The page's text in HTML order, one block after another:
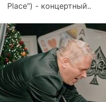
Place") - концертный..